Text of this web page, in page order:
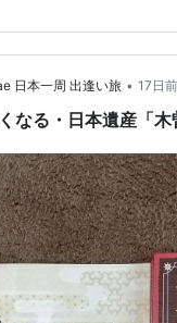
近くもの歴史を持つ列
貴婦人」の愛称で親
すが、令和2年10月に
D51 200号機が代役を
…
日本一周 出逢い旅 • 17日前
なる・日本遺産「